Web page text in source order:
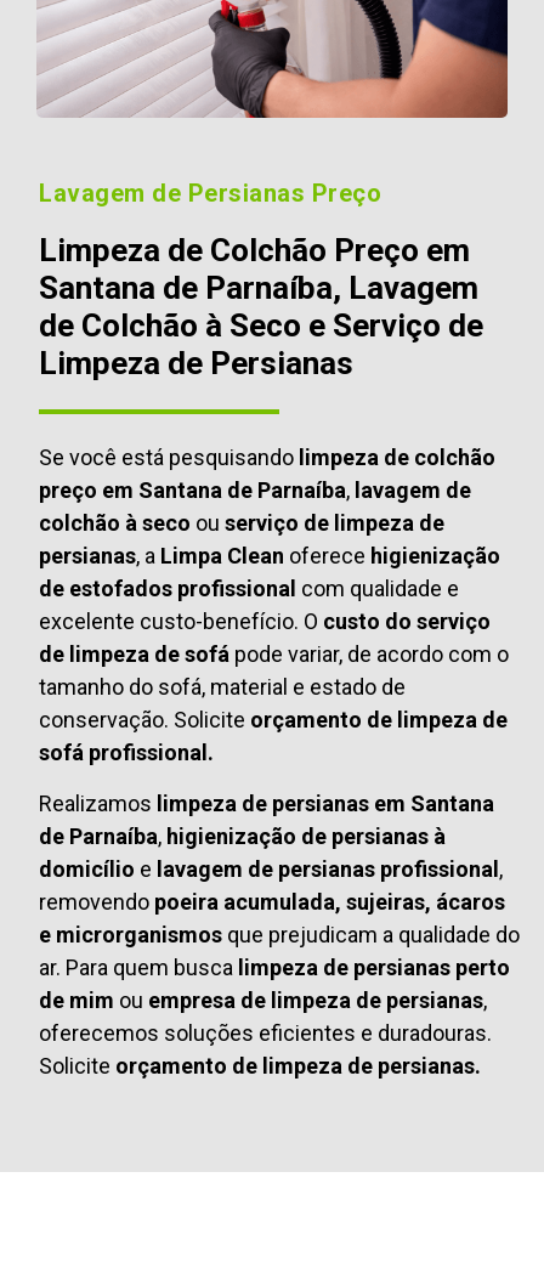
Lavagem de Persianas Preço
Limpeza de Colchão Preço em
Santana de Parnaíba, Lavagem
de Colchão à Seco e Serviço de
Limpeza de Persianas
Se você está pesquisando limpeza de colchão
preço em Santana de Parnaíba, lavagem de
colchão à seco ou serviço de limpeza de
persianas, a Limpa Clean oferece higienização
de estofados profissional com qualidade e
excelente custo-benefício. O custo do serviço
de limpeza de sofá pode variar, de acordo com o
tamanho do sofá, material e estado de
conservação. Solicite orçamento de limpeza de
sofá profissional.
Realizamos limpeza de persianas em Santana
de Parnaíba, higienização de persianas à
domicílio e lavagem de persianas profissional,
removendo poeira acumulada, sujeiras, ácaros
e microrganismos que prejudicam a qualidade do
ar. Para quem busca limpeza de persianas perto
de mim ou empresa de limpeza de persianas,
oferecemos soluções eficientes e duradouras.
Solicite orçamento de limpeza de persianas.